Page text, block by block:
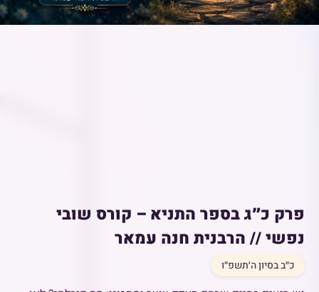
פרק כ״ג בספר התניא – קורס שובי
נפשי // הרבנית חנה עמאר
כ״ב בסיון ה׳תשפ״ו